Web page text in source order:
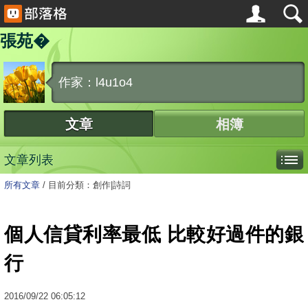
張苑�
作家：l4u1o4
文章 相簿
文章列表
所有文章 / 目前分類：創作|詩詞
個人信貸利率最低 比較好過件的銀
行
2016/09/22 06:05:12